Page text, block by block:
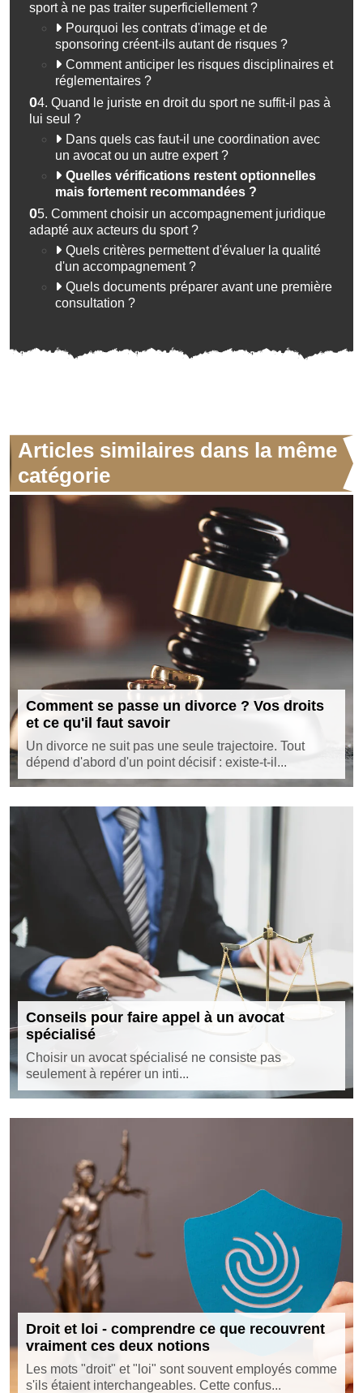
sport à ne pas traiter superficiellement ?
Pourquoi les contrats d'image et de
sponsoring créent-ils autant de risques ?
Comment anticiper les risques disciplinaires et
réglementaires ?
04. Quand le juriste en droit du sport ne suffit-il pas à
lui seul ?
Dans quels cas faut-il une coordination avec
un avocat ou un autre expert ?
Quelles vérifications restent optionnelles
mais fortement recommandées ?
05. Comment choisir un accompagnement juridique
adapté aux acteurs du sport ?
Quels critères permettent d'évaluer la qualité
d'un accompagnement ?
Quels documents préparer avant une première
consultation ?
Articles similaires dans la même
catégorie
Comment se passe un divorce ? Vos droits
et ce qu'il faut savoir
Un divorce ne suit pas une seule trajectoire. Tout
dépend d'abord d'un point décisif : existe-t-il...
Conseils pour faire appel à un avocat
spécialisé
Choisir un avocat spécialisé ne consiste pas
seulement à repérer un inti...
Droit et loi - comprendre ce que recouvrent
vraiment ces deux notions
Les mots "droit" et "loi" sont souvent employés comme
s'ils étaient interchangeables. Cette confus...